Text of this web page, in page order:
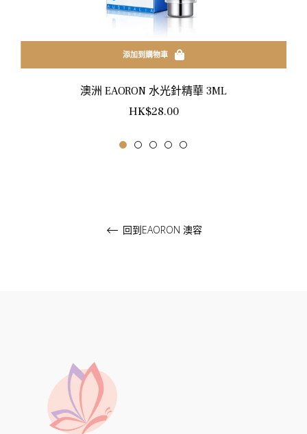
添加到購物車
澳洲 EAORON 水光針精華 3ML
正
價
HK$28.00
回到EAORON 澳容